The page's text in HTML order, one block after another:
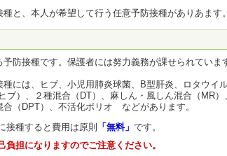
と、本人が希望して行う任意予防接種がありあます。
防接種です。保護者には努力義務が課せられていま
には、ヒブ、小児用肺炎球菌、B型肝炎、ロタウイ
ブ）、２種混合（DT）、麻しん・風しん混合（MR）
（DPT）、不活化ポリオ などがあります。
接種すると費用は原則
「無料」 です 。
担になりますのでご注意ください。